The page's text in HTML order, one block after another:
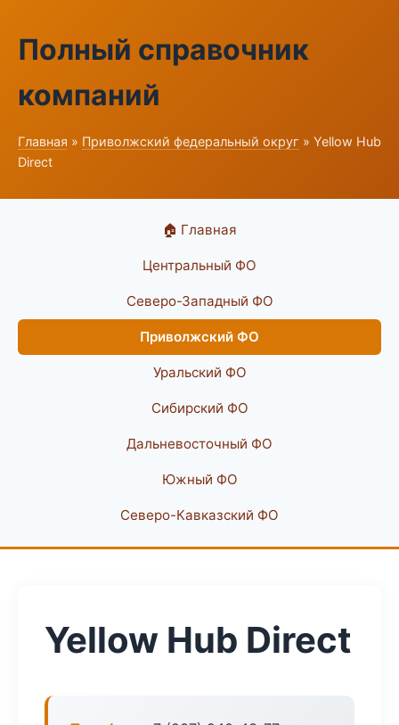
Полный справочник
компаний
Главная » Приволжский федеральный округ » Yellow Hub
Direct
🏠 Главная
Центральный ФО
Северо-Западный ФО
Приволжский ФО
Уральский ФО
Сибирский ФО
Дальневосточный ФО
Южный ФО
Северо-Кавказский ФО
Yellow Hub Direct